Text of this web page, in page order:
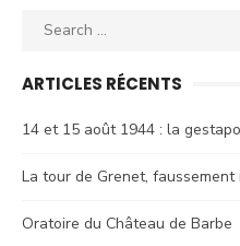
Search
ARTICLES RÉCENTS
14 et 15 août 1944 : la
La tour de Grenet, faussement
Oratoire du Château de Barbe